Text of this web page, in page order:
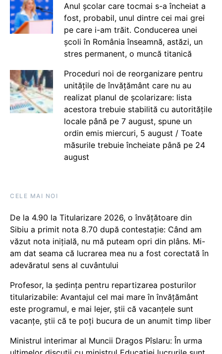
Anul școlar care tocmai s-a încheiat a
fost, probabil, unul dintre cei mai grei
pe care i-am trăit. Conducerea unei
școli în România înseamnă, astăzi, un
stres permanent, o muncă titanică
Proceduri noi de reorganizare pentru
unitățile de învățământ care nu au
realizat planul de școlarizare: lista
acestora trebuie stabilită cu autoritățile
locale până pe 7 august, spune un
ordin emis miercuri, 5 august / Toate
măsurile trebuie încheiate până pe 24
august
CELE MAI NOI
De la 4.90 la Titularizare 2026, o învățătoare din
Sibiu a primit nota 8.70 după contestație: Când am
văzut nota inițială, nu mă puteam opri din plâns. Mi-
am dat seama că lucrarea mea nu a fost corectată în
adevăratul sens al cuvântului
Profesor, la ședința pentru repartizarea posturilor
titularizabile: Avantajul cel mai mare în învățământ
este programul, e mai lejer, știi că vacanțele sunt
vacanţe, știi că te poți bucura de un anumit timp liber
Ministrul interimar al Muncii Dragos Pîslaru: În urma